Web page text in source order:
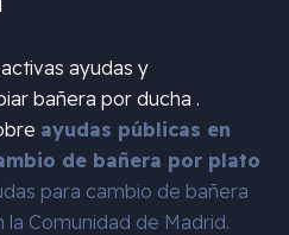
ayudas y
bañera por ducha .
ayudas públicas en
de bañera por plato
para cambio de bañera
Comunidad de Madrid.